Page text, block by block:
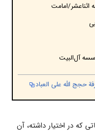
اثناعشر/امامت
آل‌البیت
حجج الله علی العباد
كه در اختیار داشته، آن